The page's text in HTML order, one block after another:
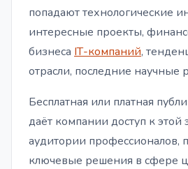
попадают технологические
интересные проекты,
бизнеса IТ-компаний,
отрасли, последние научные
Бесплатная или платная
даёт компании доступ к этой
аудитории
ключевые решения в сфере